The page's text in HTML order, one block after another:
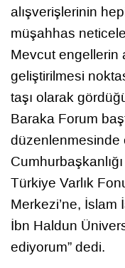
alışverişlerinin
müşahhas
Mevcut engellerin
geliştirilmesi
taşı olarak
Baraka Forum
düzenlenmesinde
Türkiye Varlık
Merkezi’ne, İslam
İbn Haldun
ediyorum” dedi.